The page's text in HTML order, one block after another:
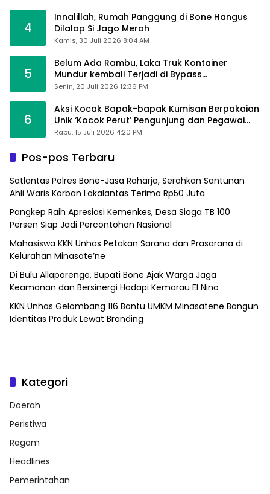
4
Innalillah, Rumah Panggung di Bone Hangus
Dilalap Si Jago Merah
Kamis, 30 Juli 2026 8:04 AM
5
Belum Ada Rambu, Laka Truk Kontainer
Mundur kembali Terjadi di Bypass
Sumpallabbu
Senin, 20 Juli 2026 12:36 PM
6
Aksi Kocak Bapak-bapak Kumisan Berpakaian
Unik ‘Kocok Perut’ Pengunjung dan Pegawai
Alfamart, Ngaku Aktifkan Layar Sentuh Atm
Rabu, 15 Juli 2026 4:20 PM
Pos-pos Terbaru
Satlantas Polres Bone-Jasa Raharja, Serahkan Santunan
Ahli Waris Korban Lakalantas Terima Rp50 Juta
Pangkep Raih Apresiasi Kemenkes, Desa Siaga TB 100
Persen Siap Jadi Percontohan Nasional
Mahasiswa KKN Unhas Petakan Sarana dan Prasarana di
Kelurahan Minasate’ne
Di Bulu Allaporenge, Bupati Bone Ajak Warga Jaga
Keamanan dan Bersinergi Hadapi Kemarau El Nino
KKN Unhas Gelombang 116 Bantu UMKM Minasatene Bangun
Identitas Produk Lewat Branding
Kategori
Daerah
Peristiwa
Ragam
Headlines
Pemerintahan